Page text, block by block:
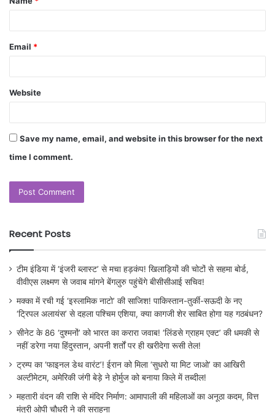
Email *
Website
Save my name, email, and website in this browser for the next
time I comment.
Recent Posts
टीम इंडिया में ‘इंजरी ब्लास्ट’ से मचा हड़कंप! खिलाड़ियों की चोटों से सहमा बोर्ड,
वीवीएस लक्ष्मण से जवाब मांगने बेंगलुरु पहुंचेंगे बीसीसीआई सचिव!
मक्का में रची गई ‘इस्लामिक नाटो’ की साजिश! पाकिस्तान-तुर्की-सऊदी के नए
‘ट्रिपल अलायंस’ से दहला पश्चिम एशिया, क्या कागजी शेर साबित होगा यह गठबंधन?
सीनेट के 86 ‘दुश्मनों’ को भारत का करारा जवाब! ‘लिंडसे ग्राहम एक्ट’ की धमकी से
नहीं डरेगा नया हिंदुस्तान, अपनी शर्तों पर ही खरीदेगा रूसी तेल!
ट्रम्प का ‘फाइनल डेथ वारंट’! ईरान को मिला ‘सुधरो या मिट जाओ’ का आखिरी
अल्टीमेटम, अमेरिकी जंगी बेड़े ने होर्मुज को बनाया किले में तब्दील!
महतारी वंदन की राशि से मंदिर निर्माण: आमापाली की महिलाओं का अनूठा कदम, वित्त
मंत्री ओपी चौधरी ने की सराहना